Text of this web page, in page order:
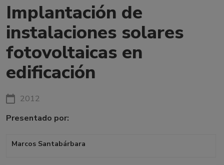
Implantación de
instalaciones solares
fotovoltaicas en
edificación
2012
Presentado por:
Marcos Santabárbara